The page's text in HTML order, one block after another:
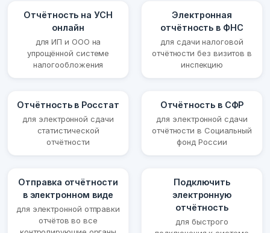
Отчётность на УСН
онлайн
для ИП и ООО на
упрощённой системе
налогообложения
Электронная
отчётность в ФНС
для сдачи налоговой
отчётности без визитов в
инспекцию
Отчётность в Росстат
для электронной сдачи
статистической
отчётности
Отчётность в СФР
для электронной сдачи
отчётности в Социальный
фонд России
Отправка отчётности
в электронном виде
для электронной отправки
отчётов во все
Подключить
электронную
отчётность
для быстрого